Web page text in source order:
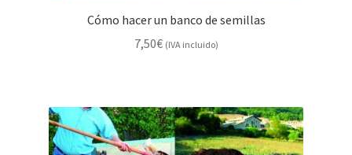
Cómo hacer un banco de semillas
7,50€ (IVA incluido)